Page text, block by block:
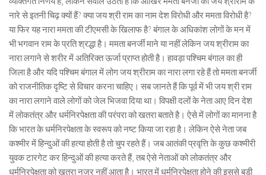
नारे से इतनी चिढ़ क्यों हैं? क्या जय श्री राम का नाम देश विरोधी और ममता विरोधी है?
या फिर यह नारा ममता की टीएमसी के खिलाफ है? बंगाल के अधिकांश लोगों के मन में
भी भगवान राम के प्रति श्रद्धा है। ममता बनर्जी माने या नहीं लेकिन जय श्रीराम का
नारा लगाने से शरीर में अतिरिक्त ऊर्जा प्राप्त होती है। हावड़ा पश्चिम बंगाल का ही
जिला है और यदि पश्चिम बंगाल में लोग जय श्रीराम का नारा लगा रहे हैं तो ममता बनर्जी
को राजनीतिक दृष्टि से विचार करना चाहिए। सब जानते हैं कि पूर्व में भी जय श्री राम
का नारा लगाने वाले लोगों को जेल भिजवा दिया था। विपक्षी दलों के नेता आए दिन देश
में लोकतंत्र और धर्मनिरपेक्षता की परंपरा को खतरा बताते है। ऐसे में लोगों का मानना है
कि भारत के धर्मनिरपेक्षता के स्वरूप को नष्ट किया जा रहा है। लेकिन ऐसे नेता जब
कश्मीर में हिन्दुओं की हत्या होती है तो चुप रहते हैं। जब आतंकी प्रवृत्ति के कुछ कश्मीरी
युवक टारगेट कर हिन्दुओं की हत्या करते हैं, तब ऐसे नेताओं को लोकतंत्र और
धर्मनिरपेक्षता को खतरा नजर नहीं आता है। भारत में धर्मनिरपेक्षता होने की इससे बड़ी